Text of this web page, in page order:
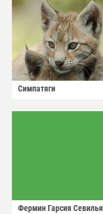
Симпатяги
Фермин Гарсия Севилья